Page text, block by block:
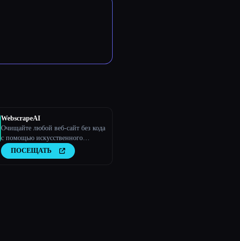
WebscrapeAI
Очищайте любой веб-сайт без кода
с помощью искусственного
интеллекта
ПОСЕЩАТЬ